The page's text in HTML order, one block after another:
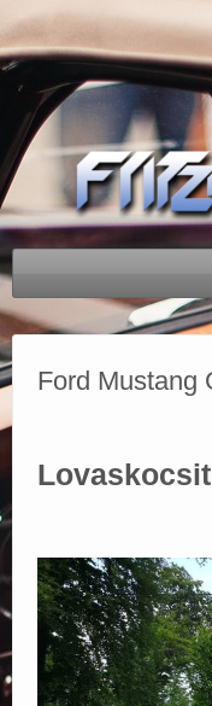
Rendezvényeink
Tesztek
Galéria
Elérhetőségek
Ford Mustang